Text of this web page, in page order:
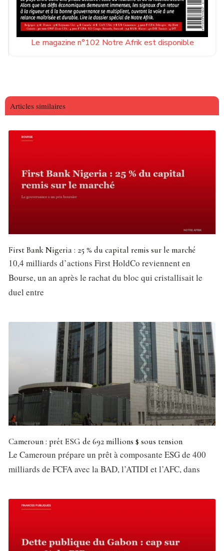
Le magazine n°102 Notre Afrik est disponible
Articles similaires
First Bank Nigeria : 25 % du capital remis sur le marché
10,4 milliards d’actions First HoldCo reviennent en
Bourse, un an après le rachat du bloc qui cristallisait le
duel entre
Cameroun : prêt ESG de 692 millions $ sous tension
Le Cameroun prépare un prêt à composante ESG de 400
milliards de FCFA avec la BAD, l’ATIDI et l’AFC, dans